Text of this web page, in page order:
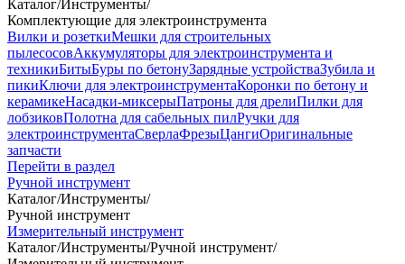
Каталог/Инструменты/
Комплектующие для электроинструмента
Вилки и розеткиМешки для строительных
пылесосовАккумуляторы для электроинструмента и
техникиБитыБуры по бетонуЗарядные устройстваЗубила и
пикиКлючи для электроинструментаКоронки по бетону и
керамикеНасадки-миксерыПатроны для дрелиПилки для
лобзиковПолотна для сабельных пилРучки для
электроинструментаСверлаФрезыЦангиОригинальные
запчасти
Перейти в раздел
Ручной инструмент
Каталог/Инструменты/
Ручной инструмент
Измерительный инструмент
Каталог/Инструменты/Ручной инструмент/